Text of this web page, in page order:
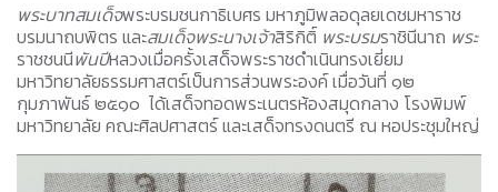
พระบาทสมเด็จพระบรมชนกาธิเบศร มหาภูมิพลอดุลยเดชมหาราช
บรมนาถบพิตร และสมเด็จพระนางเจ้าสิริกิติ์ พระบรมราชินีนาถ พระ
ราชชนนีพันปีหลวงเมื่อครั้งเสด็จพระราชดำเนินทรงเยี่ยม
มหาวิทยาลัยธรรมศาสตร์เป็นการส่วนพระองค์ เมื่อวันที่ ๑๒
กุมภาพันธ์ ๒๕๑๐ ได้เสด็จทอดพระเนตรห้องสมุดกลาง โรงพิมพ์
มหาวิทยาลัย คณะศิลปศาสตร์ และเสด็จทรงดนตรี ณ หอประชุมใหญ่